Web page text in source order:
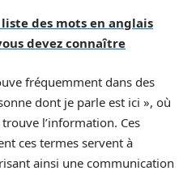
des mots en anglais
devez connaître
fréquemment dans des
dont je parle est ici », où
l’information. Ces
ces termes servent à
ainsi une communication